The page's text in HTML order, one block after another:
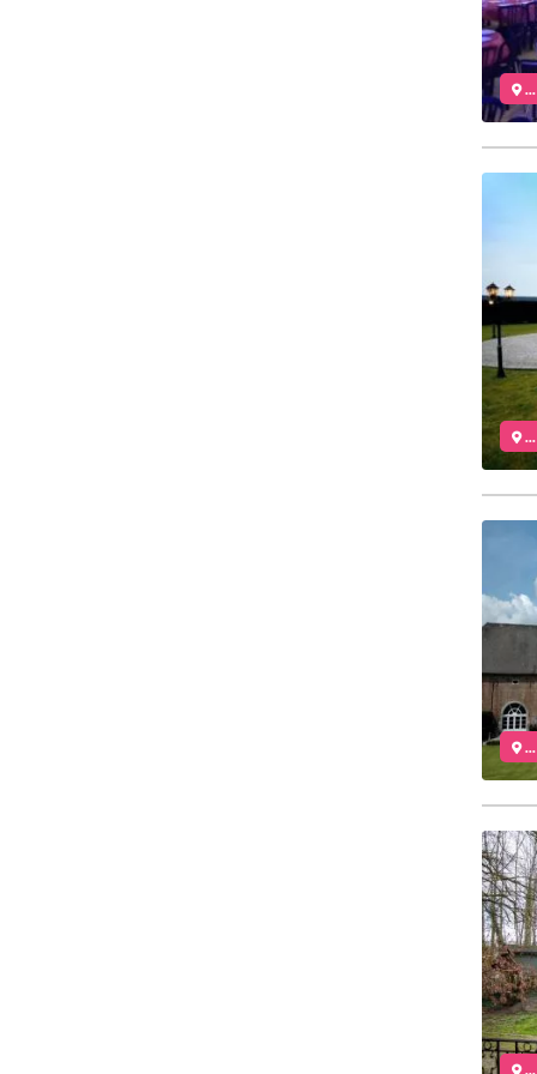
...
...
...
...